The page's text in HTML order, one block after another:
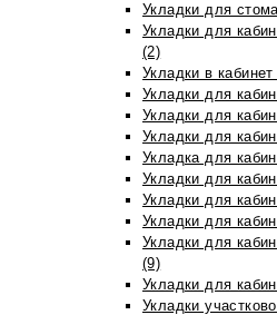
Укладки для
Укладки для
(2)
Укладки в
Укладки для
Укладки для
Укладки для
Укладка для
Укладки для
Укладки для
Укладки для
Укладки для
(9)
Укладки для
Укладки